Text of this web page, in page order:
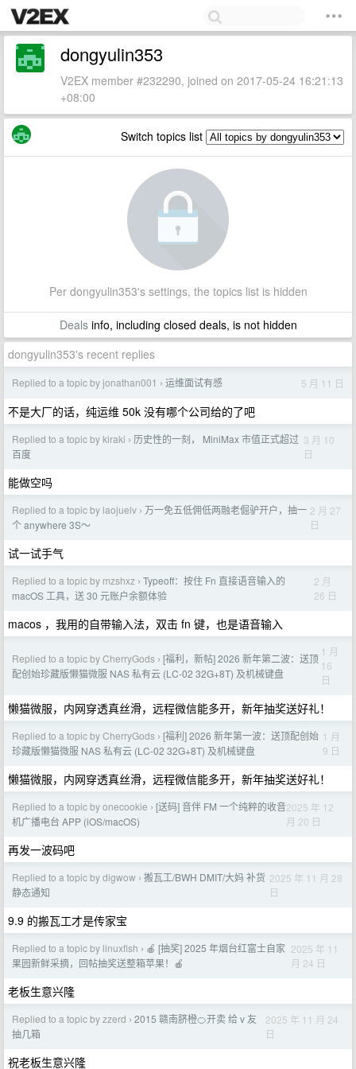
dongyulin353
V2EX member #232290, joined on 2017-05-24 16:21:13
+08:00
Switch topics list
Per dongyulin353's settings, the topics list is hidden
Dealsinfo, including closed deals, is not hidden
dongyulin353's recent replies
Replied to a topic by jonathan001 › 运维面试有感 5 月 11 日
不是大厂的话，纯运维 50k 没有哪个公司给的了吧
Replied to a topic by kiraki › 历史性的一刻， MiniMax 市值正式超过
百度
3 月 10
日
能做空吗
Replied to a topic by laojuelv › 万一免五低佣低两融老倔驴开户，抽一
个 anywhere 3S～
2 月 27
日
试一试手气
Replied to a topic by mzshxz › Typeoff：按住 Fn 直接语音输入的
macOS 工具，送 30 元账户余额体验
2 月
26 日
macos ，我用的自带输入法，双击 fn 键，也是语音输入
Replied to a topic by CherryGods › [福利，新帖] 2026 新年第二波：送顶
配创始珍藏版懒猫微服 NAS 私有云 (LC-02 32G+8T) 及机械键盘
1 月
16
日
懒猫微服，内网穿透真丝滑，远程微信能多开，新年抽奖送好礼！
Replied to a topic by CherryGods › [福利] 2026 新年第一波：送顶配创始
珍藏版懒猫微服 NAS 私有云 (LC-02 32G+8T) 及机械键盘
1 月
9 日
懒猫微服，内网穿透真丝滑，远程微信能多开，新年抽奖送好礼！
Replied to a topic by onecookie › [送码] 音伴 FM 一个纯粹的收音
机广播电台 APP (iOS/macOS)
2025 年 12
月 20 日
再发一波码吧
Replied to a topic by digwow › 搬瓦工/BWH DMIT/大妈 补货
静态通知
2025 年 11 月 28
日
9.9 的搬瓦工才是传家宝
Replied to a topic by linuxfish › 🍎 [抽奖] 2025 年烟台红富士自家
果园新鲜采摘，回帖抽奖送整箱苹果！🍎
2025 年 11
月 24 日
老板生意兴隆
Replied to a topic by zzerd › 2015 赣南脐橙🍊开卖 给 v 友
抽几箱
2025 年 11 月 24
日
祝老板生意兴隆